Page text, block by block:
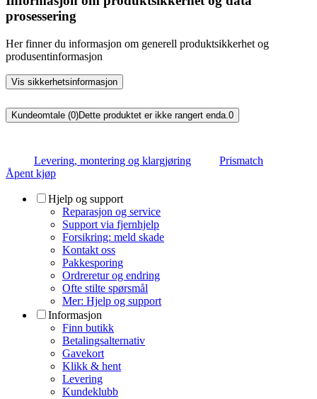
prosessering
Her finner du informasjon om generell produktsikkerhet og
produsentinformasjon
Vis sikkerhetsinformasjon
Kundeomtale (0)Dette produktet er ikke rangert enda. 0
Levering, montering og klargjøring
Prismatch
Åpent kjøp
Hjelp og support
Reparasjon og service
Support via fjernhjelp
Forsikring: meld skade
Kontakt oss
Pakkesporing
Ordreretur og endring
Ofte stilte spørsmål
Mer: Hjelp og support
Informasjon
Finn butikk
Betalingsalternativ
Gavekort
Klikk & hent
Levering
Kundeklubb